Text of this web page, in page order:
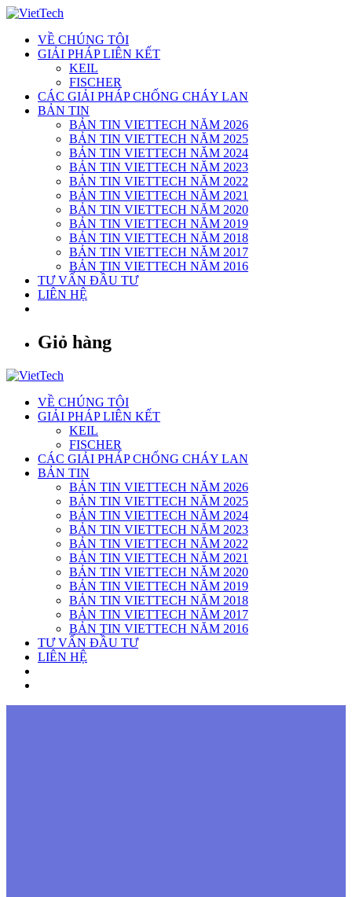
Skip
contentVỀ CHÚNG TÔI
GIẢI PHÁP LIÊN KẾT
KEIL
FISCHER
CÁC GIẢI PHÁP CHỐNG CHÁY LAN
BẢN TIN
BẢN TIN VIETTECH NĂM 2026
BẢN TIN VIETTECH NĂM 2025
BẢN TIN VIETTECH NĂM 2024
BẢN TIN VIETTECH NĂM 2023
BẢN TIN VIETTECH NĂM 2022
BẢN TIN VIETTECH NĂM 2021
BẢN TIN VIETTECH NĂM 2020
BẢN TIN VIETTECH NĂM 2019
BẢN TIN VIETTECH NĂM 2018
BẢN TIN VIETTECH NĂM 2017
BẢN TIN VIETTECH NĂM 2016
TƯ VẤN ĐẦU TƯ
LIÊN HỆ
Giỏ hàng
VỀ CHÚNG TÔI
GIẢI PHÁP LIÊN KẾT
KEIL
FISCHER
CÁC GIẢI PHÁP CHỐNG CHÁY LAN
BẢN TIN
BẢN TIN VIETTECH NĂM 2026
BẢN TIN VIETTECH NĂM 2025
BẢN TIN VIETTECH NĂM 2024
BẢN TIN VIETTECH NĂM 2023
BẢN TIN VIETTECH NĂM 2022
BẢN TIN VIETTECH NĂM 2021
BẢN TIN VIETTECH NĂM 2020
BẢN TIN VIETTECH NĂM 2019
BẢN TIN VIETTECH NĂM 2018
BẢN TIN VIETTECH NĂM 2017
BẢN TIN VIETTECH NĂM 2016
TƯ VẤN ĐẦU TƯ
LIÊN HỆ